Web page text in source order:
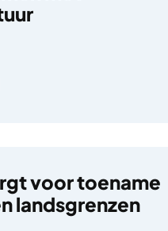
voor toename
landsgrenzen